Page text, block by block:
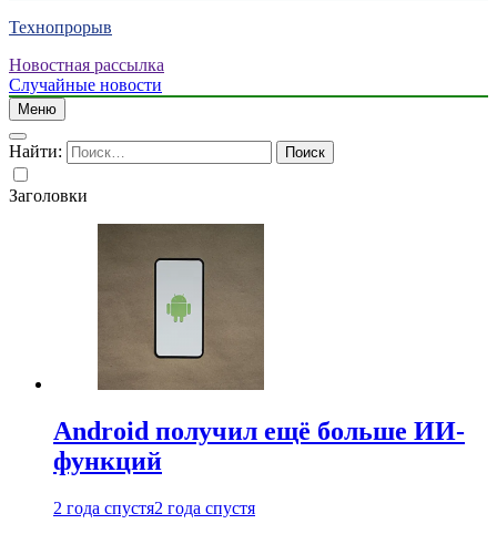
Технопрорыв
Новостная рассылка
Случайные новости
Меню
Найти:
Заголовки
Android получил ещё больше ИИ-
функций
2 года спустя2 года спустя